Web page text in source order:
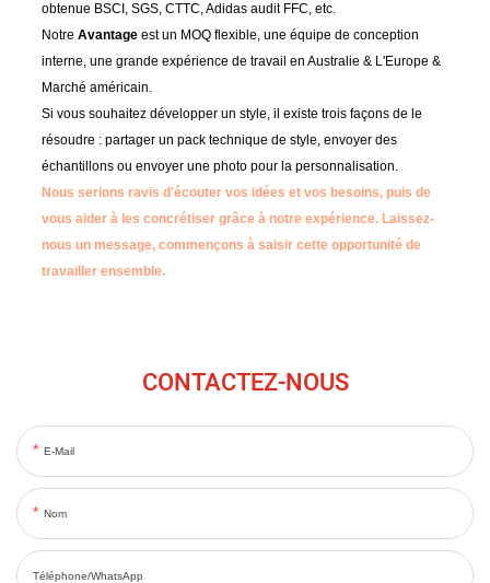
obtenue BSCI, SGS, CTTC, Adidas audit FFC, etc.
NotreAvantageest un MOQ flexible, une équipe de conception
interne, une grande expérience de travail en Australie & L'Europe &
Marché américain.
Si vous souhaitez développer un style, il existe trois façons de le
résoudre : partager un pack technique de style, envoyer des
échantillons ou envoyer une photo pour la personnalisation.
Nous serions ravis d'écouter vos idées et vos besoins, puis de
vous aider à les concrétiser grâce à notre expérience. Laissez-
nous un message, commençons à saisir cette opportunité de
travailler ensemble.
CONTACTEZ-NOUS
E-Mail
Nom
Téléphone/WhatsApp